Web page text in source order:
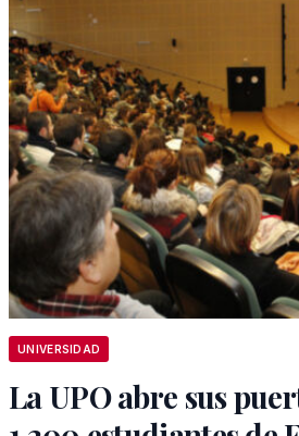
UNIVERSIDAD
La UPO abre sus